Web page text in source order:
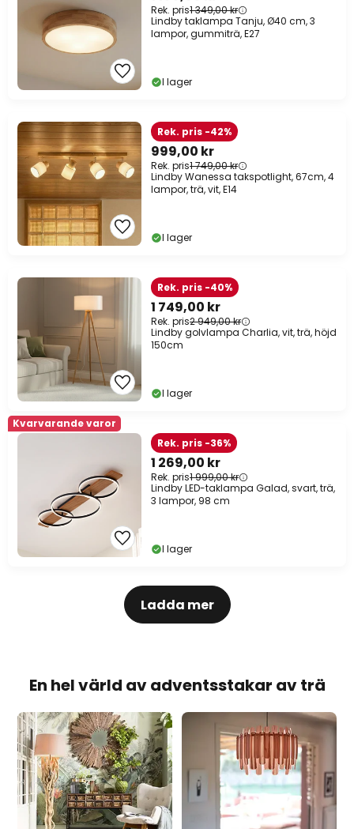
Rek. pris1 349,00 kr
Lindby taklampa Tanju, Ø40 cm, 3
lampor, gummiträ, E27
I lager
999,00 kr
Rek. pris1 749,00 kr
Rek. pris -42%
Lindby Wanessa takspotlight, 67cm, 4
lampor, trä, vit, E14
I lager
1 749,00 kr
Rek. pris2 949,00 kr
Rek. pris -40%
Lindby golvlampa Charlia, vit, trä, höjd
150cm
I lager
Kvarvarande varor
1 269,00 kr
Rek. pris1 999,00 kr
Rek. pris -36%
Lindby LED-taklampa Galad, svart, trä,
3 lampor, 98 cm
I lager
Ladda mer
En hel värld av adventsstakar av trä